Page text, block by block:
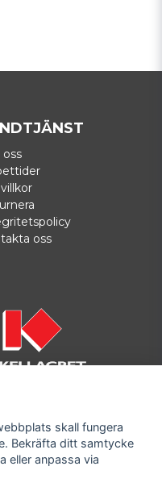
oss
skall fungera
Bekräfta ditt samtycke
eller anpassa via